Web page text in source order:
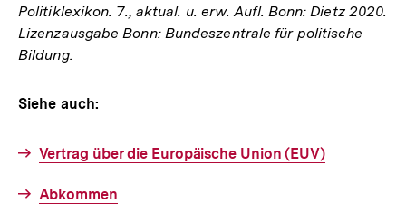
Politiklexikon. 7., aktual. u. erw. Aufl. Bonn: Dietz 2020.
Lizenzausgabe Bonn: Bundeszentrale für politische
Bildung.
Siehe auch:
Vertrag über die Europäische Union (EUV)
Abkommen